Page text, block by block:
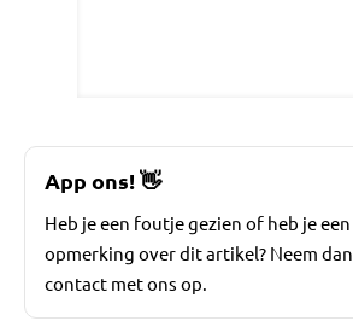
App ons!👋
Heb je een foutje gezien of heb je een
opmerking over dit artikel? Neem dan
contact met ons op.